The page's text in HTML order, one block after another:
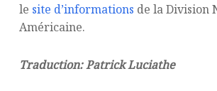
le site d’informations de la Division
Américaine.
Traduction: Patrick Luciathe